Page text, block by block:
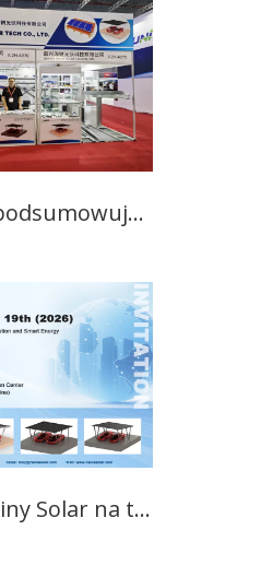
Hina Solar podsumowuje SNEC 2026, skupiając się na zaawansowanej infrastrukturze fotowoltaicznej
Dołącz do Hiny Solar na targach PV POWER EXPO 2026: Redefiniowanie infrastruktury fotowoltaicznej w Szanghaju